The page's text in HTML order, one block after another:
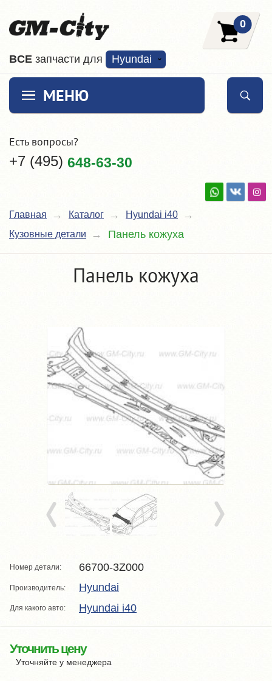
ВCE запчасти для Hyundai
0
МЕНЮ
Есть вопросы?
+7 (495) 648-63-30
Главная Каталог
Hyundai i40
Кузовные детали
Панель кожуха
Панель кожуха
Номер детали: 66700-3Z000
Производитель: Hyundai
Для какого авто: Hyundai i40
Уточнить цену
Уточняйте у менеджера